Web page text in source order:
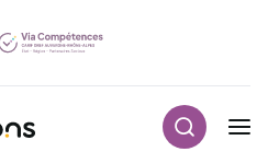
Navigation principale